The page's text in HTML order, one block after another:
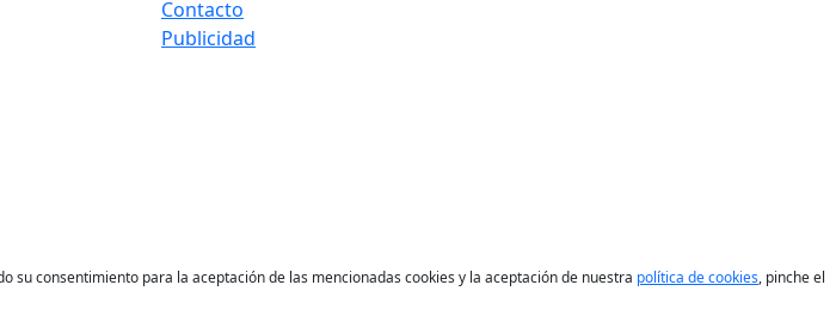
Contacto
Publicidad
consentimiento para la aceptación de las mencionadas cookies y la aceptación de nuestra política de cookies, pinche el